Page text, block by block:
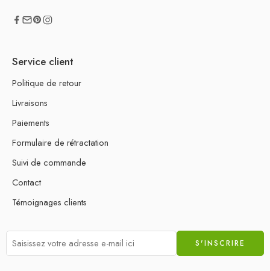
Service client
Politique de retour
Livraisons
Paiements
Formulaire de rétractation
Suivi de commande
Contact
Témoignages clients